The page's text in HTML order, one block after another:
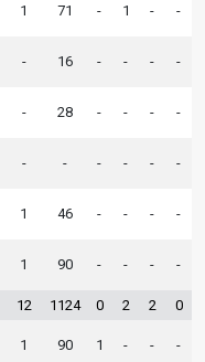
1 71 - 1 - -
- 16 - - - -
- 28 - - - -
- - - - - -
1 46 - - - -
1 90 - - - -
12 1124 0 2 2 0
1 90 1 - - -